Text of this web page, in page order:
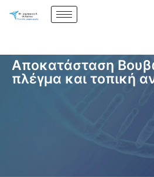
Αποκατάσταση
πλέγμα και τοπική